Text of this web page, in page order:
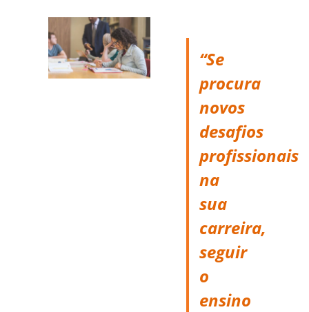
“Se
procura
novos
desafios
profissionais
na
sua
carreira,
seguir
o
ensino